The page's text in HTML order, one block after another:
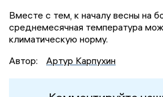
Вместе с тем, к началу весны на
среднемесячная температура
климатическую норму.
Автор:
Артур Карпухин